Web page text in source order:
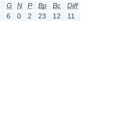
G N P Bp Bc
Diff
6 0 2 23 12 11